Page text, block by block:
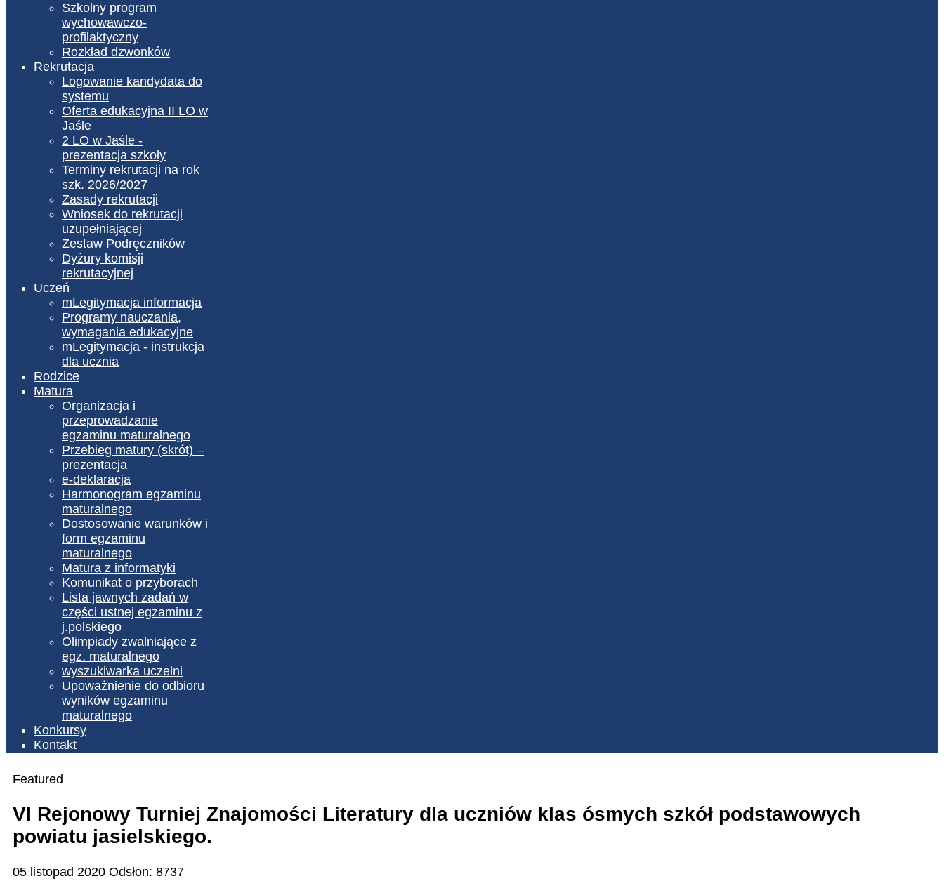
Szkolny program
wychowawczo-
profilaktyczny
Rozkład dzwonków
Rekrutacja
Logowanie kandydata do
systemu
Oferta edukacyjna II LO w
Jaśle
2 LO w Jaśle -
prezentacja szkoły
Terminy rekrutacji na rok
szk. 2026/2027
Zasady rekrutacji
Wniosek do rekrutacji
uzupełniającej
Zestaw Podręczników
Dyżury komisji
rekrutacyjnej
Uczeń
mLegitymacja informacja
Programy nauczania,
wymagania edukacyjne
mLegitymacja - instrukcja
dla ucznia
Rodzice
Matura
Organizacja i
przeprowadzanie
egzaminu maturalnego
Przebieg matury (skrót) –
prezentacja
e-deklaracja
Harmonogram egzaminu
maturalnego
Dostosowanie warunków i
form egzaminu
maturalnego
Matura z informatyki
Komunikat o przyborach
Lista jawnych zadań w
części ustnej egzaminu z
j.polskiego
Olimpiady zwalniające z
egz. maturalnego
wyszukiwarka uczelni
Upoważnienie do odbioru
wyników egzaminu
maturalnego
Konkursy
Kontakt
Featured
VI Rejonowy Turniej Znajomości Literatury dla uczniów klas ósmych szkół podstawowych
powiatu jasielskiego.
05 listopad 2020 Odsłon: 8737